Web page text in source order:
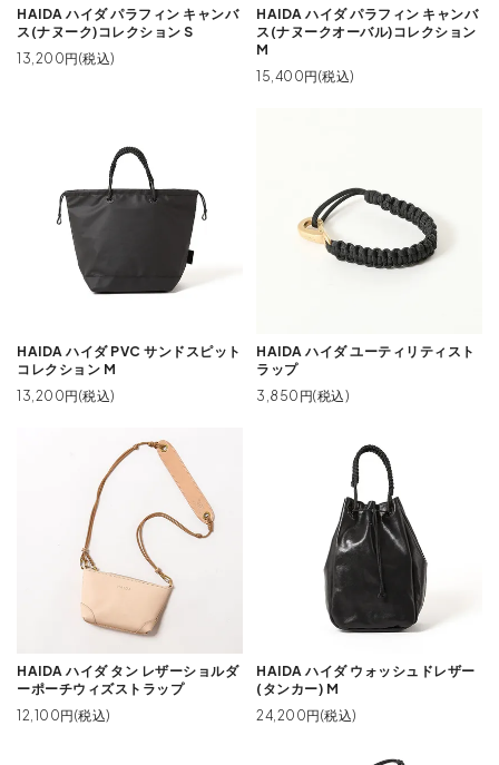
HAIDA ハイダ パラフィン キャンバ
ス(ナヌーク)コレクション S
13,200円(税込)
HAIDA ハイダ パラフィン キャンバ
ス(ナヌークオーバル)コレクション
M
15,400円(税込)
HAIDA ハイダ PVC サンドスピット
コレクション M
13,200円(税込)
HAIDA ハイダ ユーティリティスト
ラップ
3,850円(税込)
HAIDA ハイダ タン レザーショルダ
ーポーチウィズストラップ
12,100円(税込)
HAIDA ハイダ ウォッシュドレザー
(タンカー) M
24,200円(税込)